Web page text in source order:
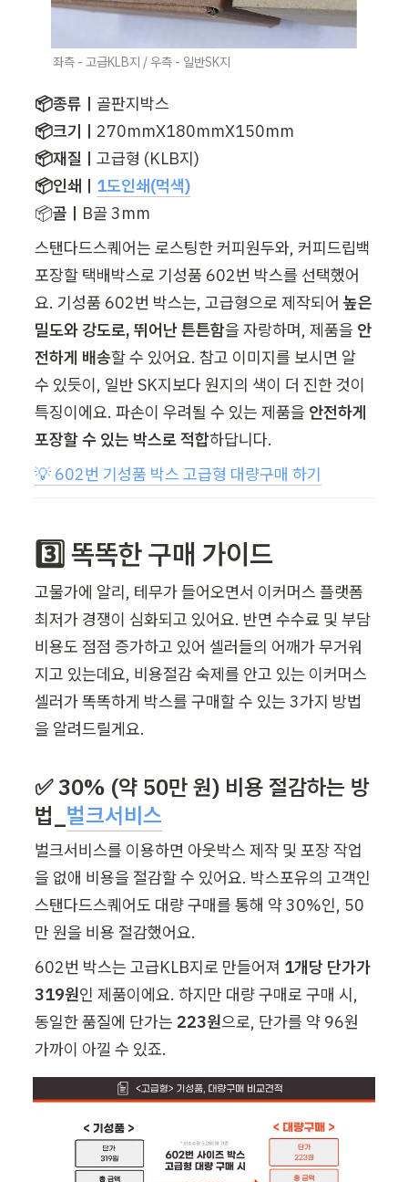
좌측 - 고급KLB지 / 우측 - 일반SK지
📦종류ㅣ
📦크기ㅣ
📦재질ㅣ
📦인쇄ㅣ 1도인쇄(먹색)
📦골ㅣ B골 3mm
스탠다드스퀘어는 로스팅한 커피원두와, 커피드립백
포장할 택배박스로 기성품 602번 박스를 선택했어
요. 기성품 602번 박스는, 고급형으로 제작되어 높은
밀도와 강도로, 뛰어난 튼튼함을 자랑하며, 제품을 안
전하게 배송할 수 있어요. 참고 이미지를 보시면 알
수 있듯이, 일반 SK지보다 원지의 색이 더 진한 것이
특징이에요. 파손이 우려될 수 있는 제품을 안전하게
포장할 수 있는 박스로 적합하답니다.
💡 602번 기성품 박스 고급형 대량구매 하기
3️⃣ 똑똑한 구매 가이드
고물가에 알리, 테무가 들어오면서 이커머스 플랫폼
최저가 경쟁이 심화되고 있어요. 반면 수수료 및 부담
비용도 점점 증가하고 있어 셀러들의 어깨가 무거워
지고 있는데요, 비용절감 숙제를 안고 있는 이커머스
셀러가 똑똑하게 박스를 구매할 수 있는 3가지 방법
을 알려드릴게요.
✅ 30% (약 50만 원) 비용 절감하는 방
법_ 벌크서비스
벌크서비스를 이용하면 아웃박스 제작 및 포장 작업
을 없애 비용을 절감할 수 있어요. 박스포유의 고객인
스탠다드스퀘어도 대량 구매를 통해 약 30%인, 50
만 원을 비용 절감했어요.
602번 박스는 고급KLB지로 만들어져 1개당 단가가
319원인 제품이에요. 하지만 대량 구매로 구매 시,
동일한 품질에 단가는 223원으로, 단가를 약 96원
가까이 아낄 수 있죠.